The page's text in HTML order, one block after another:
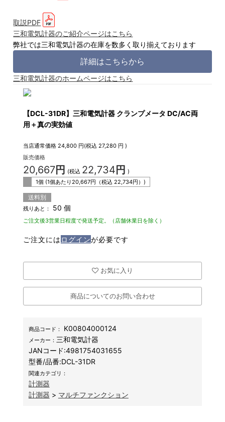
取説PDF
三和電気計器のご紹介ページはこちら
弊社では三和電気計器の在庫を数多く取り揃えております
詳細はこちらから
三和電気計器のホームページはこちら
【DCL-31DR】三和電気計器 クランプメータ DC/AC両
用＋真の実効値
当店通常価格 24,800 円(税込27,280 円 )
販売価格
20,667円 (税込 22,734 円 )
1個 (1個あたり20,667円（税込22,734円）)
送料別
残りあと： 50 個
ご注文後3営業日程度で発送予定。（店舗休業日を除く）
ご注文には ログインが必要です
お気に入り
商品についてのお問い合わせ
商品コード： K00804000124
メーカー： 三和電気計器
JANコード:4981754031655
型番/品番:DCL-31DR
関連カテゴリ：
計測器
計測器 > マルチファンクション